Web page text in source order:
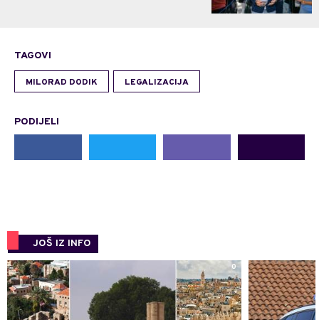
TAGOVI
MILORAD DODIK LEGALIZACIJA
PODIJELI
JOŠ IZ INFO
0